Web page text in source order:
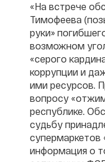
«На встрече
Тимофеева
руки»
возможном
«серого
коррупции и
ими ресурсов.
вопросу
республике.
судьбу
супермаркетов
информация о